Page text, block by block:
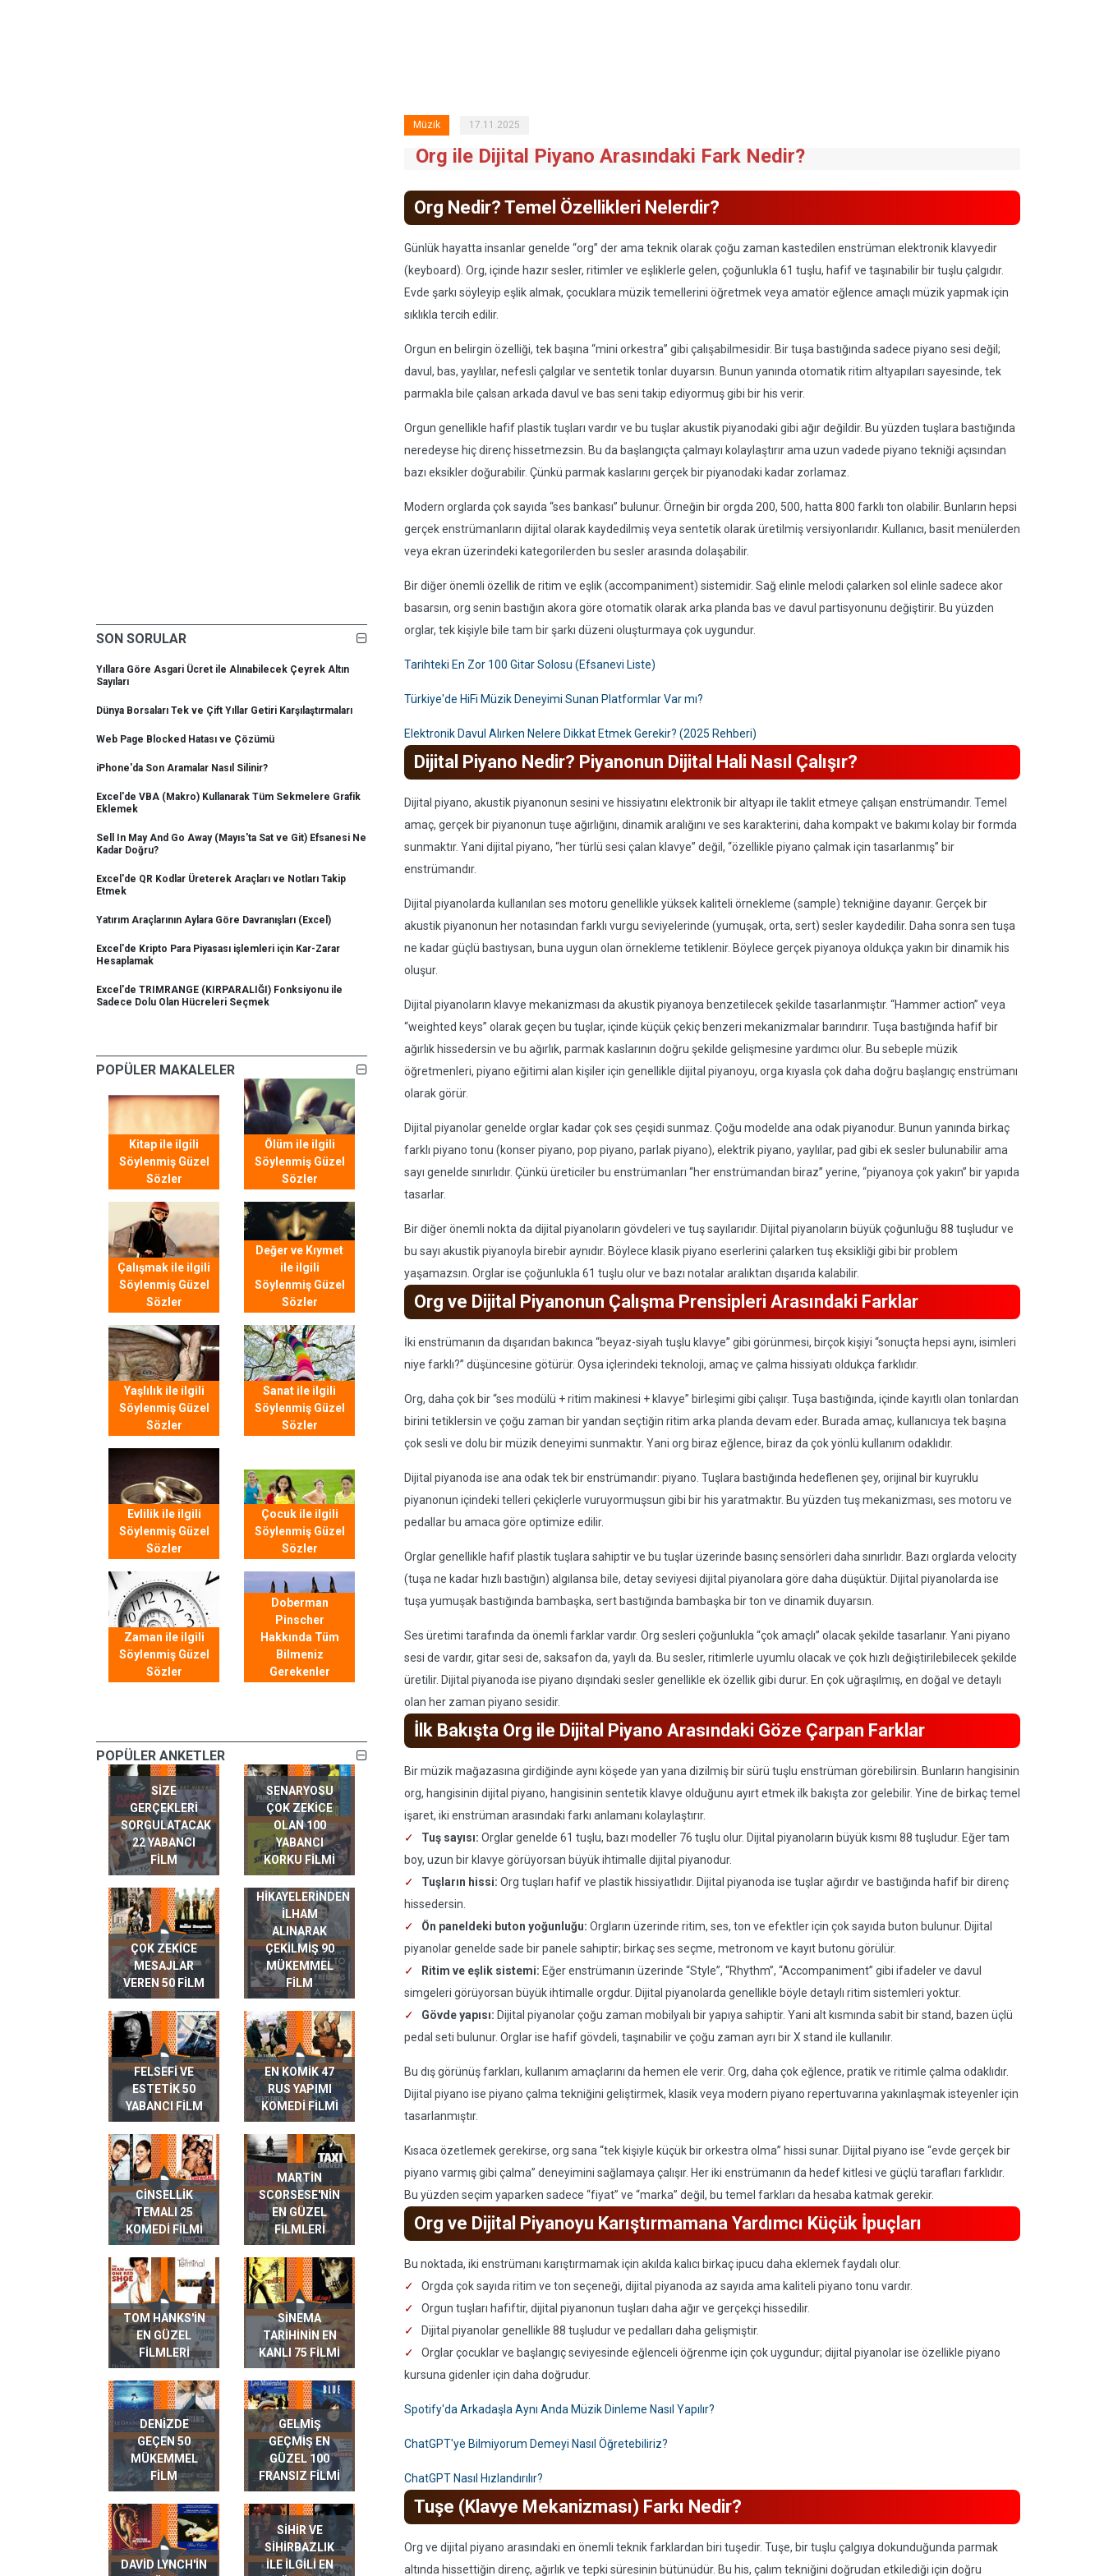
SON SORULAR
Yıllara Göre Asgari Ücret ile Alınabilecek Çeyrek Altın
Sayıları
Dünya Borsaları Tek ve Çift Yıllar Getiri Karşılaştırmaları
Web Page Blocked Hatası ve Çözümü
iPhone'da Son Aramalar Nasıl Silinir?
Excel'de VBA (Makro) Kullanarak Tüm Sekmelere Grafik
Eklemek
Sell In May And Go Away (Mayıs'ta Sat ve Git) Efsanesi Ne
Kadar Doğru?
Excel'de QR Kodlar Üreterek Araçları ve Notları Takip
Etmek
Yatırım Araçlarının Aylara Göre Davranışları (Excel)
Excel'de Kripto Para Piyasası işlemleri için Kar-Zarar
Hesaplamak
Excel'de TRIMRANGE (KIRPARALIĞI) Fonksiyonu ile
Sadece Dolu Olan Hücreleri Seçmek
POPÜLER MAKALELER
Kitap ile ilgili
Söylenmiş Güzel
Sözler
Ölüm ile ilgili
Söylenmiş Güzel
Sözler
Çalışmak ile ilgili
Söylenmiş Güzel
Sözler
Değer ve Kıymet
ile ilgili
Söylenmiş Güzel
Sözler
Yaşlılık ile ilgili
Söylenmiş Güzel
Sözler
Sanat ile ilgili
Söylenmiş Güzel
Sözler
Evlilik ile ilgili
Söylenmiş Güzel
Sözler
Çocuk ile ilgili
Söylenmiş Güzel
Sözler
Zaman ile ilgili
Söylenmiş Güzel
Sözler
Doberman
Pinscher
Hakkında Tüm
Bilmeniz
Gerekenler
POPÜLER ANKETLER
SIZE
GERÇEKLERI
SORGULATACAK
22 YABANCI
FILM
SENARYOSU
ÇOK ZEKICE
OLAN 100
YABANCI
KORKU FILMI
ÇOK ZEKICE
MESAJLAR
VEREN 50 FILM
GERÇEK HAYAT
HIKAYELERINDEN
ILHAM
ALINARAK
ÇEKILMIŞ 90
MÜKEMMEL
FILM
FELSEFI VE
ESTETIK 50
YABANCI FILM
EN KOMIK 47
RUS YAPIMI
KOMEDI FILMI
CINSELLIK
TEMALI 25
KOMEDI FILMI
MARTIN
SCORSESE'NIN
EN GÜZEL
FILMLERI
TOM HANKS'IN
EN GÜZEL
FILMLERI
SINEMA
TARIHININ EN
KANLI 75 FILMI
DENIZDE
GEÇEN 50
MÜKEMMEL
FILM
GELMIŞ
GEÇMIŞ EN
GÜZEL 100
FRANSIZ FILMI
DAVID LYNCH'IN
SIHIR VE
SIHIRBAZLIK
ILE ILGILI EN
Müzik 17.11.2025
Org ile Dijital Piyano Arasındaki Fark Nedir?
Org Nedir? Temel Özellikleri Nelerdir?
Günlük hayatta insanlar genelde “org” der ama teknik olarak çoğu zaman kastedilen enstrüman elektronik klavyedir
(keyboard). Org, içinde hazır sesler, ritimler ve eşliklerle gelen, çoğunlukla 61 tuşlu, hafif ve taşınabilir bir tuşlu çalgıdır.
Evde şarkı söyleyip eşlik almak, çocuklara müzik temellerini öğretmek veya amatör eğlence amaçlı müzik yapmak için
sıklıkla tercih edilir.
Orgun en belirgin özelliği, tek başına “mini orkestra” gibi çalışabilmesidir. Bir tuşa bastığında sadece piyano sesi değil;
davul, bas, yaylılar, nefesli çalgılar ve sentetik tonlar duyarsın. Bunun yanında otomatik ritim altyapıları sayesinde, tek
parmakla bile çalsan arkada davul ve bas seni takip ediyormuş gibi bir his verir.
Orgun genellikle hafif plastik tuşları vardır ve bu tuşlar akustik piyanodaki gibi ağır değildir. Bu yüzden tuşlara bastığında
neredeyse hiç direnç hissetmezsin. Bu da başlangıçta çalmayı kolaylaştırır ama uzun vadede piyano tekniği açısından
bazı eksikler doğurabilir. Çünkü parmak kaslarını gerçek bir piyanodaki kadar zorlamaz.
Modern orglarda çok sayıda “ses bankası” bulunur. Örneğin bir orgda 200, 500, hatta 800 farklı ton olabilir. Bunların hepsi
gerçek enstrümanların dijital olarak kaydedilmiş veya sentetik olarak üretilmiş versiyonlarıdır. Kullanıcı, basit menülerden
veya ekran üzerindeki kategorilerden bu sesler arasında dolaşabilir.
Bir diğer önemli özellik de ritim ve eşlik (accompaniment) sistemidir. Sağ elinle melodi çalarken sol elinle sadece akor
basarsın, org senin bastığın akora göre otomatik olarak arka planda bas ve davul partisyonunu değiştirir. Bu yüzden
orglar, tek kişiyle bile tam bir şarkı düzeni oluşturmaya çok uygundur.
Tarihteki En Zor 100 Gitar Solosu (Efsanevi Liste)
Türkiye'de HiFi Müzik Deneyimi Sunan Platformlar Var mı?
Elektronik Davul Alırken Nelere Dikkat Etmek Gerekir? (2025 Rehberi)
Dijital Piyano Nedir? Piyanonun Dijital Hali Nasıl Çalışır?
Dijital piyano, akustik piyanonun sesini ve hissiyatını elektronik bir altyapı ile taklit etmeye çalışan enstrümandır. Temel
amaç, gerçek bir piyanonun tuşe ağırlığını, dinamik aralığını ve ses karakterini, daha kompakt ve bakımı kolay bir formda
sunmaktır. Yani dijital piyano, “her türlü sesi çalan klavye” değil, “özellikle piyano çalmak için tasarlanmış” bir
enstrümandır.
Dijital piyanolarda kullanılan ses motoru genellikle yüksek kaliteli örnekleme (sample) tekniğine dayanır. Gerçek bir
akustik piyanonun her notasından farklı vurgu seviyelerinde (yumuşak, orta, sert) sesler kaydedilir. Daha sonra sen tuşa
ne kadar güçlü bastıysan, buna uygun olan örnekleme tetiklenir. Böylece gerçek piyanoya oldukça yakın bir dinamik his
oluşur.
Dijital piyanoların klavye mekanizması da akustik piyanoya benzetilecek şekilde tasarlanmıştır. “Hammer action” veya
“weighted keys” olarak geçen bu tuşlar, içinde küçük çekiç benzeri mekanizmalar barındırır. Tuşa bastığında hafif bir
ağırlık hissedersin ve bu ağırlık, parmak kaslarının doğru şekilde gelişmesine yardımcı olur. Bu sebeple müzik
öğretmenleri, piyano eğitimi alan kişiler için genellikle dijital piyanoyu, orga kıyasla çok daha doğru başlangıç enstrümanı
olarak görür.
Dijital piyanolar genelde orglar kadar çok ses çeşidi sunmaz. Çoğu modelde ana odak piyanodur. Bunun yanında birkaç
farklı piyano tonu (konser piyano, pop piyano, parlak piyano), elektrik piyano, yaylılar, pad gibi ek sesler bulunabilir ama
sayı genelde sınırlıdır. Çünkü üreticiler bu enstrümanları “her enstrümandan biraz” yerine, “piyanoya çok yakın” bir yapıda
tasarlar.
Bir diğer önemli nokta da dijital piyanoların gövdeleri ve tuş sayılarıdır. Dijital piyanoların büyük çoğunluğu 88 tuşludur ve
bu sayı akustik piyanoyla birebir aynıdır. Böylece klasik piyano eserlerini çalarken tuş eksikliği gibi bir problem
yaşamazsın. Orglar ise çoğunlukla 61 tuşlu olur ve bazı notalar aralıktan dışarıda kalabilir.
Org ve Dijital Piyanonun Çalışma Prensipleri Arasındaki Farklar
İki enstrümanın da dışarıdan bakınca “beyaz-siyah tuşlu klavye” gibi görünmesi, birçok kişiyi “sonuçta hepsi aynı, isimleri
niye farklı?” düşüncesine götürür. Oysa içlerindeki teknoloji, amaç ve çalma hissiyatı oldukça farklıdır.
Org, daha çok bir “ses modülü + ritim makinesi + klavye” birleşimi gibi çalışır. Tuşa bastığında, içinde kayıtlı olan tonlardan
birini tetiklersin ve çoğu zaman bir yandan seçtiğin ritim arka planda devam eder. Burada amaç, kullanıcıya tek başına
çok sesli ve dolu bir müzik deneyimi sunmaktır. Yani org biraz eğlence, biraz da çok yönlü kullanım odaklıdır.
Dijital piyanoda ise ana odak tek bir enstrümandır: piyano. Tuşlara bastığında hedeflenen şey, orijinal bir kuyruklu
piyanonun içindeki telleri çekiçlerle vuruyormuşsun gibi bir his yaratmaktır. Bu yüzden tuş mekanizması, ses motoru ve
pedallar bu amaca göre optimize edilir.
Orglar genellikle hafif plastik tuşlara sahiptir ve bu tuşlar üzerinde basınç sensörleri daha sınırlıdır. Bazı orglarda velocity
(tuşa ne kadar hızlı bastığın) algılansa bile, detay seviyesi dijital piyanolara göre daha düşüktür. Dijital piyanolarda ise
tuşa yumuşak bastığında bambaşka, sert bastığında bambaşka bir ton ve dinamik duyarsın.
Ses üretimi tarafında da önemli farklar vardır. Org sesleri çoğunlukla “çok amaçlı” olacak şekilde tasarlanır. Yani piyano
sesi de vardır, gitar sesi de, saksafon da, yaylı da. Bu sesler, ritimlerle uyumlu olacak ve çok hızlı değiştirilebilecek şekilde
üretilir. Dijital piyanoda ise piyano dışındaki sesler genellikle ek özellik gibi durur. En çok uğraşılmış, en doğal ve detaylı
olan her zaman piyano sesidir.
İlk Bakışta Org ile Dijital Piyano Arasındaki Göze Çarpan Farklar
Bir müzik mağazasına girdiğinde aynı köşede yan yana dizilmiş bir sürü tuşlu enstrüman görebilirsin. Bunların hangisinin
org, hangisinin dijital piyano, hangisinin sentetik klavye olduğunu ayırt etmek ilk bakışta zor gelebilir. Yine de birkaç temel
işaret, iki enstrüman arasındaki farkı anlamanı kolaylaştırır.
Tuş sayısı: Orglar genelde 61 tuşlu, bazı modeller 76 tuşlu olur. Dijital piyanoların büyük kısmı 88 tuşludur. Eğer tam
boy, uzun bir klavye görüyorsan büyük ihtimalle dijital piyanodur.
Tuşların hissi: Org tuşları hafif ve plastik hissiyatlıdır. Dijital piyanoda ise tuşlar ağırdır ve bastığında hafif bir direnç
hissedersin.
Ön paneldeki buton yoğunluğu: Orgların üzerinde ritim, ses, ton ve efektler için çok sayıda buton bulunur. Dijital
piyanolar genelde sade bir panele sahiptir; birkaç ses seçme, metronom ve kayıt butonu görülür.
Ritim ve eşlik sistemi: Eğer enstrümanın üzerinde “Style”, “Rhythm”, “Accompaniment” gibi ifadeler ve davul
simgeleri görüyorsan büyük ihtimalle orgdur. Dijital piyanolarda genellikle böyle detaylı ritim sistemleri yoktur.
Gövde yapısı: Dijital piyanolar çoğu zaman mobilyalı bir yapıya sahiptir. Yani alt kısmında sabit bir stand, bazen üçlü
pedal seti bulunur. Orglar ise hafif gövdeli, taşınabilir ve çoğu zaman ayrı bir X stand ile kullanılır.
Bu dış görünüş farkları, kullanım amaçlarını da hemen ele verir. Org, daha çok eğlence, pratik ve ritimle çalma odaklıdır.
Dijital piyano ise piyano çalma tekniğini geliştirmek, klasik veya modern piyano repertuvarına yakınlaşmak isteyenler için
tasarlanmıştır.
Kısaca özetlemek gerekirse, org sana “tek kişiyle küçük bir orkestra olma” hissi sunar. Dijital piyano ise “evde gerçek bir
piyano varmış gibi çalma” deneyimini sağlamaya çalışır. Her iki enstrümanın da hedef kitlesi ve güçlü tarafları farklıdır.
Bu yüzden seçim yaparken sadece “fiyat” ve “marka” değil, bu temel farkları da hesaba katmak gerekir.
Org ve Dijital Piyanoyu Karıştırmamana Yardımcı Küçük İpuçları
Bu noktada, iki enstrümanı karıştırmamak için akılda kalıcı birkaç ipucu daha eklemek faydalı olur.
Orgda çok sayıda ritim ve ton seçeneği, dijital piyanoda az sayıda ama kaliteli piyano tonu vardır.
Orgun tuşları hafiftir, dijital piyanonun tuşları daha ağır ve gerçekçi hissedilir.
Dijital piyanolar genellikle 88 tuşludur ve pedalları daha gelişmiştir.
Orglar çocuklar ve başlangıç seviyesinde eğlenceli öğrenme için çok uygundur; dijital piyanolar ise özellikle piyano
kursuna gidenler için daha doğrudur.
Spotify'da Arkadaşla Aynı Anda Müzik Dinleme Nasıl Yapılır?
ChatGPT'ye Bilmiyorum Demeyi Nasıl Öğretebiliriz?
ChatGPT Nasıl Hızlandırılır?
Tuşe (Klavye Mekanizması) Farkı Nedir?
Org ve dijital piyano arasındaki en önemli teknik farklardan biri tuşedir. Tuşe, bir tuşlu çalgıya dokunduğunda parmak
altında hissettiğin direnç, ağırlık ve tepki süresinin bütünüdür. Bu his, çalım tekniğini doğrudan etkilediği için doğru